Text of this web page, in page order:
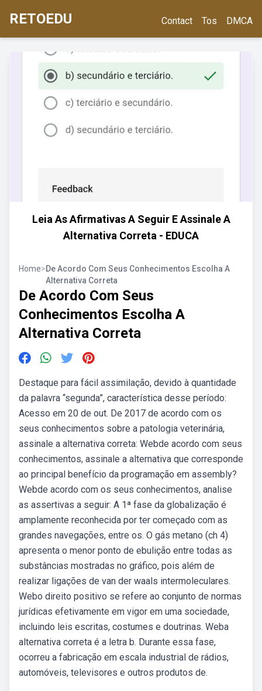
RETOEDU Contact Tos DMCA
Leia As Afirmativas A Seguir E Assinale A
Alternativa Correta - EDUCA
Home>De Acordo Com Seus Conhecimentos Escolha A
Alternativa Correta
De Acordo Com Seus
Conhecimentos Escolha A
Alternativa Correta
Destaque para fácil assimilação, devido à quantidade
da palavra “segunda”, característica desse período:
Acesso em 20 de out. De 2017 de acordo com os
seus conhecimentos sobre a patologia veterinária,
assinale a alternativa correta: Webde acordo com seus
conhecimentos, assinale a alternativa que corresponde
ao principal benefício da programação em assembly?
Webde acordo com os seus conhecimentos, analise
as assertivas a seguir: A 1ª fase da globalização é
amplamente reconhecida por ter começado com as
grandes navegações, entre os. O gás metano (ch 4)
apresenta o menor ponto de ebulição entre todas as
substâncias mostradas no gráfico, pois além de
realizar ligações de van der waals intermoleculares.
Webo direito positivo se refere ao conjunto de normas
jurídicas efetivamente em vigor em uma sociedade,
incluindo leis escritas, costumes e doutrinas. Weba
alternativa correta é a letra b. Durante essa fase,
ocorreu a fabricação em escala industrial de rádios,
automóveis, televisores e outros produtos de.